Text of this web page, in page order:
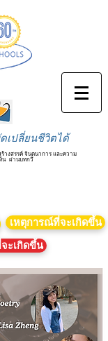
เปลี่ยนชีวิตได้
างสรรค์ จินตนาการ และความ
น ผ่านบทกวี
เหตุการณ์ที่จะเกิดขึ้น
ะเกิดขึ้น